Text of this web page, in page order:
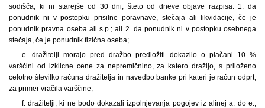
sodišča, ki ni starejše od 30 dni, šteto od dneve objave razpisa: 1. da
ponudnik ni v postopku prisilne poravnave, stečaja ali likvidacije, če je
ponudnik pravna oseba ali s.p.; ali 2. da ponudnik ni v postopku osebnega
stečaja, če je ponudnik fizična oseba;
e. dražitelji morajo pred dražbo predložiti dokazilo o plačani 10 %
varščini od izklicne cene za nepremičnino, za katero dražijo, s priloženo
celotno številko računa dražitelja in navedbo banke pri kateri je račun odprt,
za primer vračila varščine;
f. dražitelji, ki ne bodo dokazali izpolnjevanja pogojev iz alinej a. do e.,